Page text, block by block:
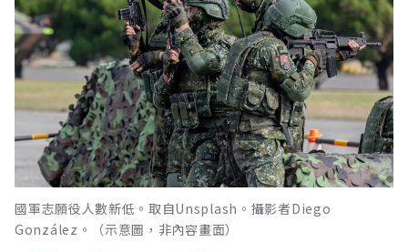
國軍志願役人數新低。取自Unsplash。攝影者Diego
González。（示意圖，非內容畫面）